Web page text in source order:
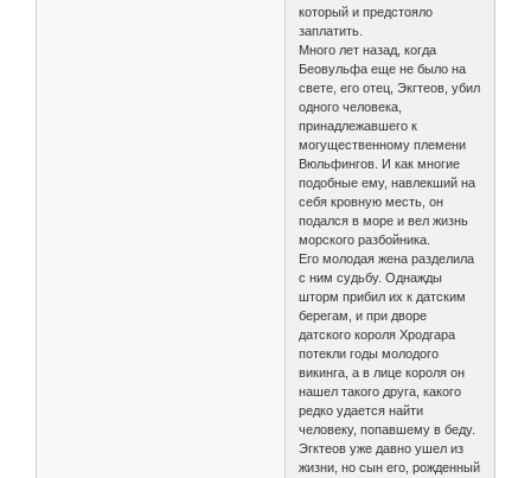
который и предстояло
заплатить.
Много лет назад, когда
Беовульфа еще не было на
свете, его отец, Экгтеов, убил
одного человека,
принадлежавшего к
могущественному племени
Вюльфингов. И как многие
подобные ему, навлекший на
себя кровную месть, он
подался в море и вел жизнь
морского разбойника.
Его молодая жена разделила
с ним судьбу. Однажды
шторм прибил их к датским
берегам, и при дворе
датского короля Хродгара
потекли годы молодого
викинга, а в лице короля он
нашел такого друга, какого
редко удается найти
человеку, попавшему в беду.
Эгктеов уже давно ушел из
жизни, но сын его, рожденный